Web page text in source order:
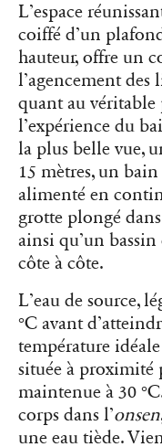
L’espace
coiffé d’un
hauteur, offre un
l’agencement des
quant au
l’expérience du
la plus belle vue,
15 mètres, un
alimenté en
grotte plongé
ainsi qu’un bassin
côte à côte.
L’eau de source,
°C avant
température
située à proximité
maintenue à 30
corps dans l’onsen
une eau tiède.